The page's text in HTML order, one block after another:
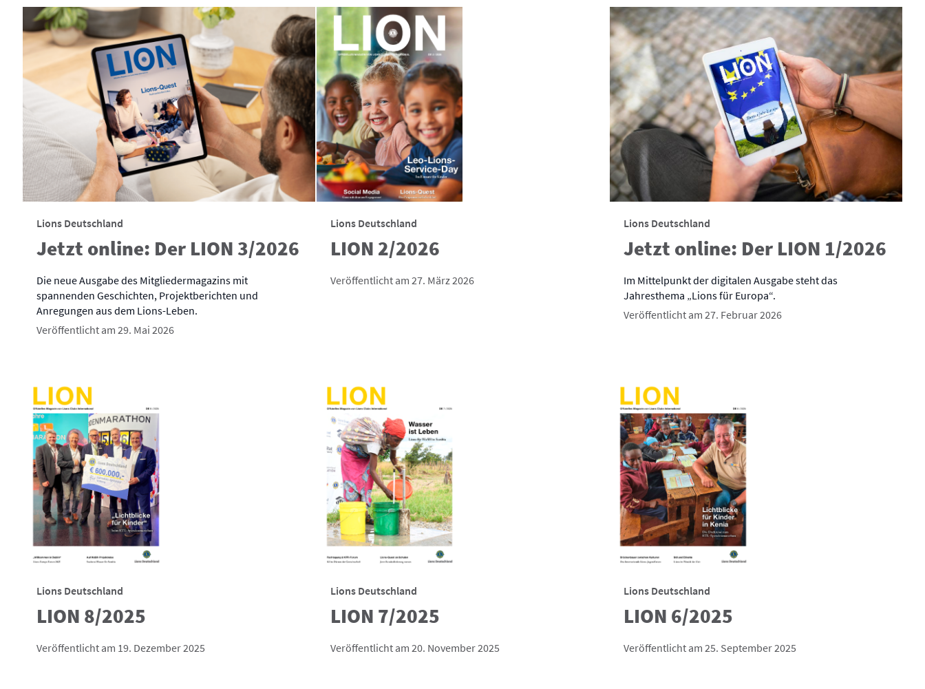
Lions Deutschland
Jetzt online: Der LION 3/2026
Die neue Ausgabe des Mitgliedermagazins mit
spannenden Geschichten, Projektberichten und
Anregungen aus dem Lions-Leben.
Veröffentlicht am 29. Mai 2026
Lions Deutschland
LION 2/2026
Veröffentlicht am 27. März 2026
Lions Deutschland
Jetzt online: Der LION 1/2026
Im Mittelpunkt der digitalen Ausgabe steht das
Jahresthema „Lions für Europa“.
Veröffentlicht am 27. Februar 2026
Lions Deutschland
LION 8/2025
Veröffentlicht am 19. Dezember 2025
Lions Deutschland
LION 7/2025
Veröffentlicht am 20. November 2025
Lions Deutschland
LION 6/2025
Veröffentlicht am 25. September 2025